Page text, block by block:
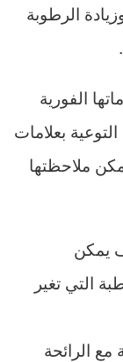
الرطوبة
الفورية
بعلامات
ملاحظتها
يمكن
التي تغير
الرائحة